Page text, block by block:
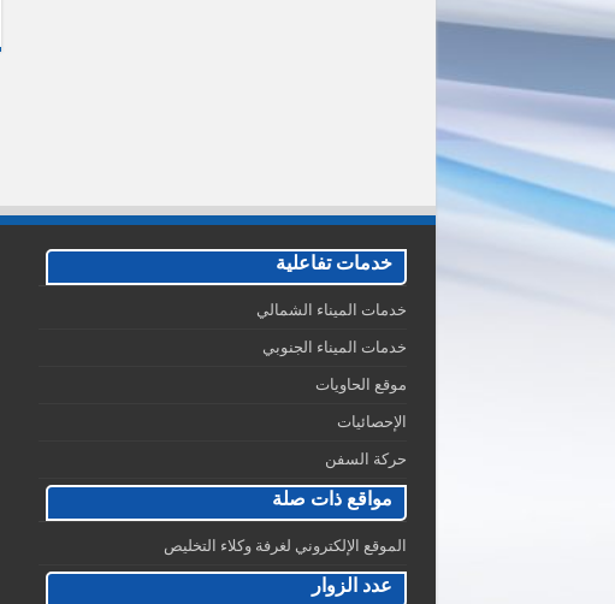
خدمات تفاعلية
خدمات الميناء الشمالي
خدمات الميناء الجنوبي
موقع الحاويات
الإحصائيات
حركة السفن
مواقع ذات صلة
الموقع الإلكتروني لغرفة وكلاء التخليص
عدد الزوار